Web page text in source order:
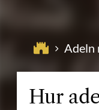
Adeln
Hur